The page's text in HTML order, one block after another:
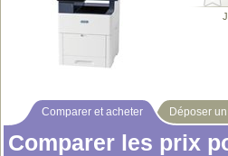
Comparer et acheter Déposer
Comparer les prix